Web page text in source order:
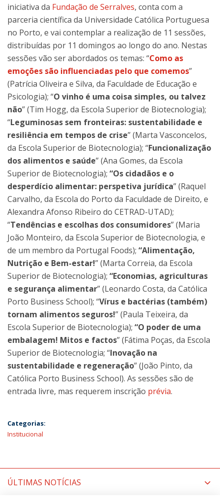
iniciativa da Fundação de Serralves, conta com a
parceria científica da Universidade Católica Portuguesa
no Porto, e vai contemplar a realização de 11 sessões,
distribuídas por 11 domingos ao longo do ano. Nestas
sessões vão ser abordados os temas: “Como as
emoções são influenciadas pelo que comemos”
(Patrícia Oliveira e Silva, da Faculdade de Educação e
Psicologia); “O vinho é uma coisa simples, ou talvez
não” (Tim Hogg, da Escola Superior de Biotecnologia);
“Leguminosas sem fronteiras: sustentabilidade e
resiliência em tempos de crise” (Marta Vasconcelos,
da Escola Superior de Biotecnologia); “Funcionalização
dos alimentos e saúde” (Ana Gomes, da Escola
Superior de Biotecnologia); “Os cidadãos e o
desperdício alimentar: perspetiva jurídica” (Raquel
Carvalho, da Escola do Porto da Faculdade de Direito, e
Alexandra Afonso Ribeiro do CETRAD-UTAD);
“Tendências e escolhas dos consumidores” (Maria
João Monteiro, da Escola Superior de Biotecnologia, e
de um membro da Portugal Foods); “Alimentação,
Nutrição e Bem-estar!” (Marta Correia, da Escola
Superior de Biotecnologia); “Economias, agriculturas
e segurança alimentar” (Leonardo Costa, da Católica
Porto Business School); “Vírus e bactérias (também)
tornam alimentos seguros!” (Paula Teixeira, da
Escola Superior de Biotecnologia); “O poder de uma
embalagem! Mitos e factos” (Fátima Poças, da Escola
Superior de Biotecnologia; “Inovação na
sustentabilidade e regeneração” (João Pinto, da
Católica Porto Business School). As sessões são de
entrada livre, mas requerem inscrição prévia.
Categorias:
Institucional
ÚLTIMAS NOTÍCIAS